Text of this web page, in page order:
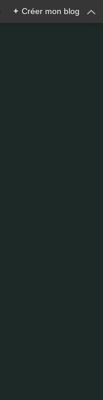
+ Créer mon blog